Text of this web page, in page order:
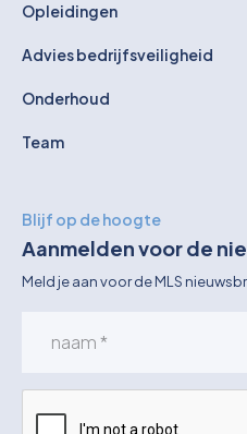
Opleidingen
Advies bedrijfsveiligheid
Onderhoud
Team
Blijf op de hoogte
Aanmelden voor de
Meld je aan voor de MLS